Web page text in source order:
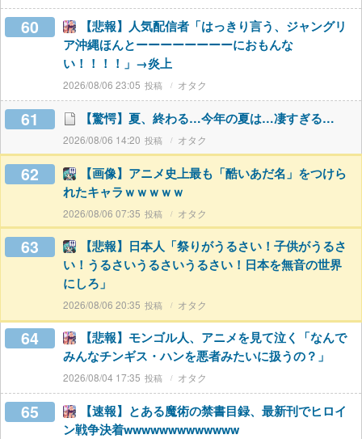
60
【悲報】人気配信者「はっきり言う、ジャングリ
ア沖縄ほんとーーーーーーーーにおもんな
い！！！！」→炎上
2026/08/06 23:05 オタク
61 【驚愕】夏、終わる…今年の夏は…凄すぎる…
2026/08/06 14:20 オタク
62
【画像】アニメ史上最も「酷いあだ名」をつけら
れたキャラｗｗｗｗｗ
2026/08/06 07:35 オタク
63
【悲報】日本人「祭りがうるさい！子供がうるさ
い！うるさいうるさいうるさい！日本を無音の世界
にしろ」
2026/08/06 20:35 オタク
64
【悲報】モンゴル人、アニメを見て泣く「なんで
みんなチンギス・ハンを悪者みたいに扱うの？」
2026/08/04 17:35 オタク
65
【速報】とある魔術の禁書目録、最新刊でヒロイ
ン戦争決着wwwwwwwwwwwww